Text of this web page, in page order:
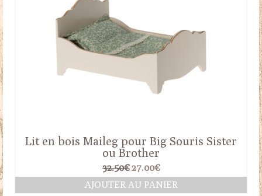
Contact
Lit en bois Maileg pour Big Souris Sister
ou Brother
32.50€ Le
prix
initial
27.00€Le
prix
actuel
AJOUTER AU PANIER